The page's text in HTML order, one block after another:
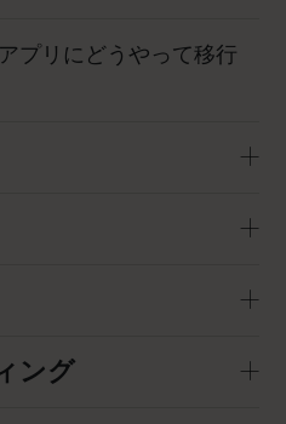
プリにどうやって移行
ング